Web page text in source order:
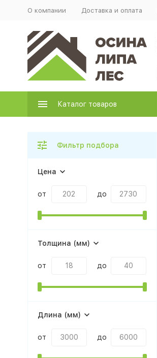
О компании Доставка и оплата
Каталог товаров
Фильтр подбора
Цена
от до
Толщина (мм)
от до
Длина (мм)
от до